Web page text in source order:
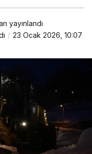
yayınlandı
23 Ocak 2026, 10:07